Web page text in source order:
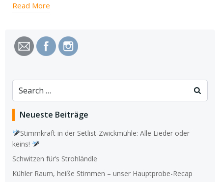
Read More
Search
for:
Neueste Beiträge
Stimmkraft in der Setlist-Zwickmühle: Alle Lieder oder
keins!
Schwitzen für’s Strohländle
Kühler Raum, heiße Stimmen – unser Hauptprobe-Recap